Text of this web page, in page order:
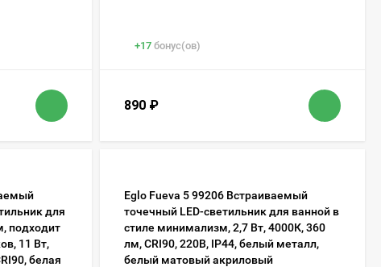
+17 бонус(ов)
890 ₽
для
подходит
11 Вт,
белая
Eglo Fueva 5 99206 Встраиваемый
точечный LED-светильник для ванной в
стиле минимализм, 2,7 Вт, 4000К, 360
лм, CRI90, 220В, IP44, белый металл,
белый матовый акриловый